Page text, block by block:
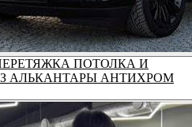
ПОТОЛКА И
АЛЬКАНТАРЫ АНТИХРОМ